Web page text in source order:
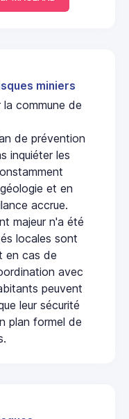
miniers
la commune de
de prévention
inquiéter les
et en
accrue.
majeur n'a été
locales sont
en cas de
avec
peuvent
leur sécurité
plan formel de